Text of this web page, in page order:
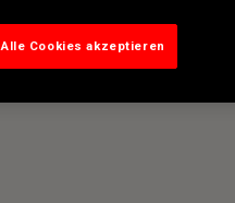
Alle Cookies akzeptieren